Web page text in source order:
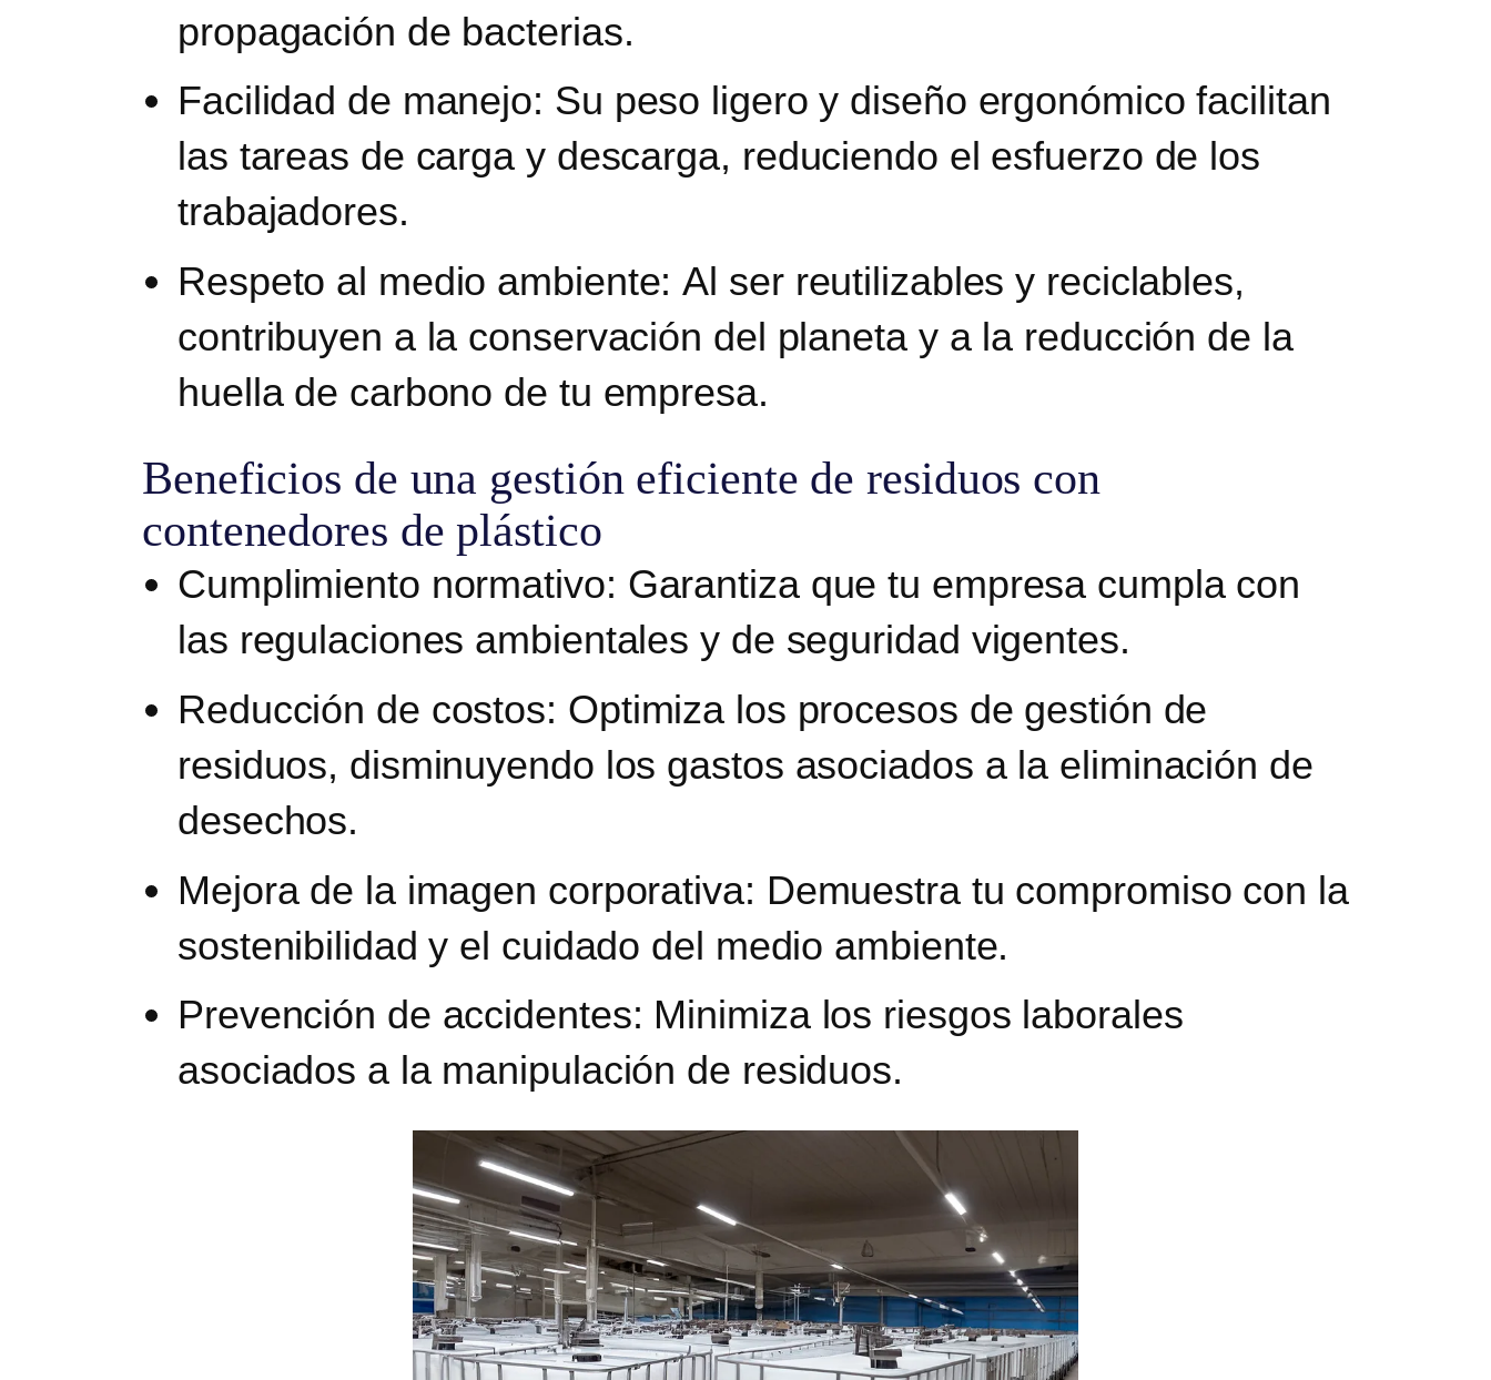
propagación de bacterias.
Facilidad de manejo: Su peso ligero y diseño ergonómico facilitan
las tareas de carga y descarga, reduciendo el esfuerzo de los
trabajadores.
Respeto al medio ambiente:Al ser reutilizables y reciclables,
contribuyen a la conservación del planetay a la reducción de la
huella de carbono de tu empresa.
Beneficios de una gestión eficiente de residuos con
contenedores de plástico
Cumplimiento normativo: Garantiza que tu empresa cumpla con
las regulaciones ambientales y de seguridad vigentes.
Reducción de costos: Optimiza los procesos de gestión de
residuos, disminuyendo los gastos asociados a la eliminación de
desechos.
Mejora de la imagen corporativa: Demuestra tu compromiso con la
sostenibilidad y el cuidado del medio ambiente.
Prevención de accidentes: Minimiza los riesgos laborales
asociados a la manipulación de residuos.